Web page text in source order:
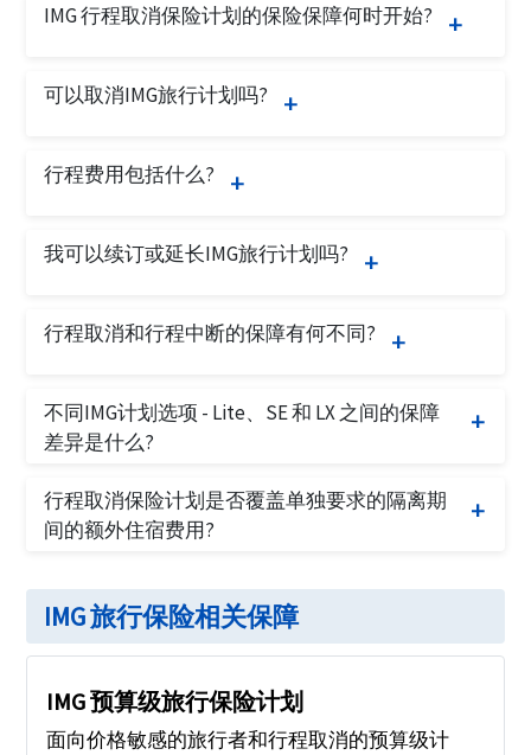
IMG 行程取消保险计划的保险保障何时开始?
出发日期之前，行程取消保险计划也会覆盖旅行者
可以取消IMG旅行计划吗?
件，可以取消IMG计划：
求
行程费用包括什么?
邮轮费用、酒店预订费用等。如果行程因突发情况
费用。
我可以续订或延长IMG旅行计划吗?
行程取消和行程中断的保障有何不同?
（即使在旅行开始日期之前）。行程中断保障仅在
旅行开始后适用。如果旅行因合法理由取消（除非
障），旅行者必须返回其祖国。
不同IMG计划选项 - Lite、SE 和 LX 之间的保障
差异是什么?
划的保障差异。
行程取消保险计划是否覆盖单独要求的隔离期
间的额外住宿费用?
的旅行延误福利适用。旅行延误将根据每个计划的
每日每人政策限额，报销额外的餐饮、住宿和当地
交通费用。隔离要求是每个福利项下的保障事件。
如果因症状需要接受医疗治疗，医疗费用福利也将
适用。福利适用于被保险旅行者或旅行同伴。
IMG 旅行保险相关保障
IMG 预算级旅行保险计划
面向价格敏感的旅行者和行程取消的预算级计